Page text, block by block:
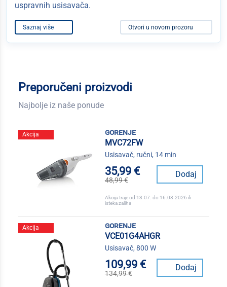
uspravnih usisavača.
Saznaj više Otvori u novom prozoru
Preporučeni proizvodi
Najbolje iz naše ponude
Akcija
gorenje
MVC72FW
Usisavač, ručni, 14 min
35,99 €
48,99 €
Dodaj
Akcija traje od 13.07. do 16.08.2026 ili
isteka zaliha
Akcija
gorenje
VCE01G4AHGR
Usisavač, 800 W
109,99 €
134,99 €
Dodaj